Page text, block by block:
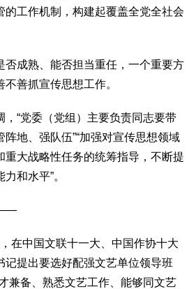
的工作机制，构建起覆盖全党全社会
成熟、能否担当重任，一个重要方
善抓宣传思想工作。
“党委（党组）主要负责同志要带
地、强队伍”“加强对宣传思想领域
重大战略性任务的统筹指导，不断提
和水平”。
中国文联十一大、中国作协十大
记提出要选好配强文艺单位领导班
兼备、熟悉文艺工作、能够同文艺